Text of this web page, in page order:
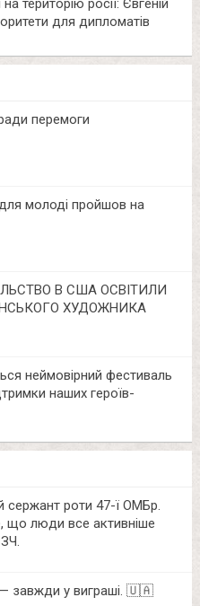
територію росії: Євгеній
для дипломатів
перемоги
молоді пройшов на
В США ОСВІТИЛИ
ХУДОЖНИКА
неймовірний фестиваль
наших героїв-
сержант роти 47-ї ОМБр.
що люди все активніше
завжди у виграші. 🇺🇦